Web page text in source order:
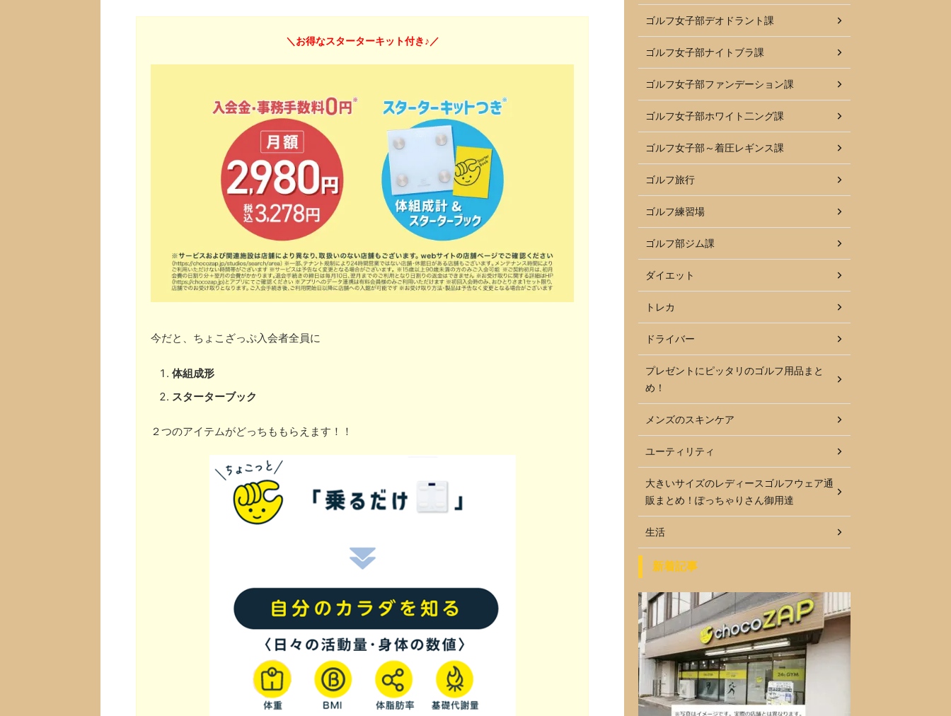
＼お得なスターターキット付き♪／
今だと、ちょこざっぷ入会者全員に
体組成形
スターターブック
２つのアイテムがどっちももらえます！！
ゴルフ女子部デオドラント課
ゴルフ女子部ナイトブラ課
ゴルフ女子部ファンデーション課
ゴルフ女子部ホワイト二ング課
ゴルフ女子部～着圧レギンス課
ゴルフ旅行
ゴルフ練習場
ゴルフ部ジム課
ダイエット
トレカ
ドライバー
プレゼントにピッタリのゴルフ用品まと
め！
メンズのスキンケア
ユーティリティ
大きいサイズのレディースゴルフウェア通
販まとめ！ぽっちゃりさん御用達
生活
新着記事